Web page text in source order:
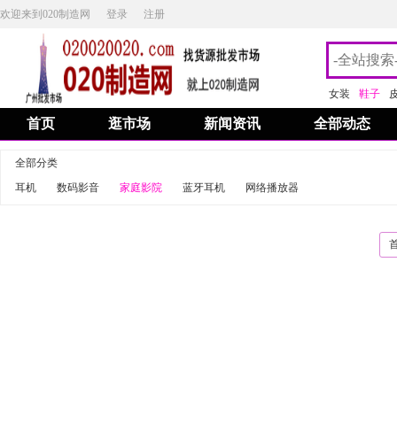
欢迎来到020制造网 登录 注册
女装 鞋子
首页 逛市场 新闻资讯 全部动态
全部分类
耳机
数码影音 家庭影院 蓝牙耳机 网络播放器